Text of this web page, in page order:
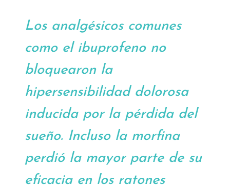
Los analgésicos comunes
como el ibuprofeno no
bloquearon la
hipersensibilidad dolorosa
inducida por la pérdida del
sueño. Incluso la morfina
perdió la mayor parte de su
eficacia en los ratones